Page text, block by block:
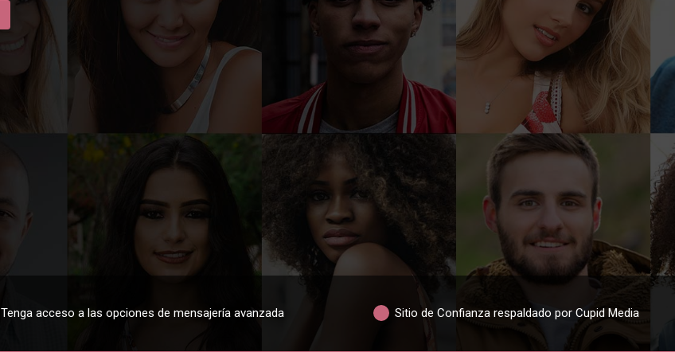
Tenga acceso a las opciones de mensajería avanzada Sitio de Confianza respaldado por Cupid Media